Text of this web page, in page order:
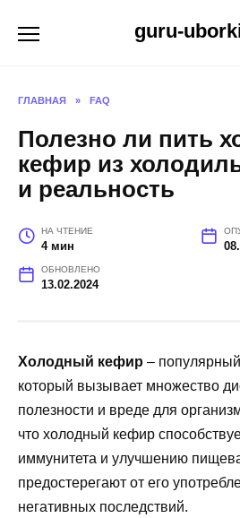
guru-
ГЛАВНАЯ » FAQ
Полезно ли пить
кефир из
и реальность
НА ЧТЕНИЕ
4 мин
ОБНОВЛЕНО
13.02.2024
Холодный кефир –
который вызывает множество
полезности и вреде для
что холодный кефир
иммунитета и улучшению
предостерегают от его
негативных последствий.